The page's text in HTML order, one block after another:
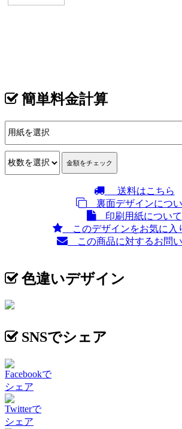
簡単料金計算
送料はこちら
裏面デザインにつ
印刷用紙について
このデザインをお気に入
この商品に対するお問
色違いデザイン
SNSでシェア
Facebookで
シェア
Twitterで
シェア